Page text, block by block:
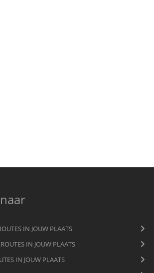
IN JOUW PLAATS
IN JOUW PLAATS
IN JOUW PLAATS